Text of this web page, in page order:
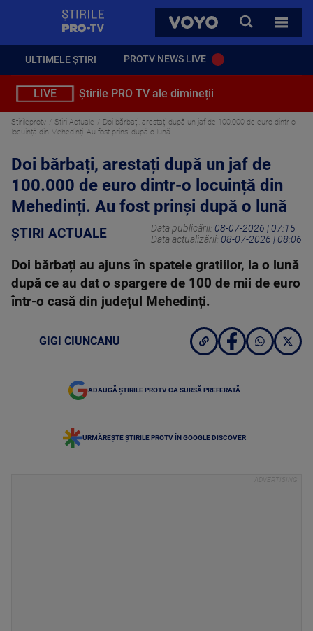
VOYO
CAUTA
TOATE
ULTIMELE ȘTIRI PROTV NEWS LIVE
LIVE Știrile PRO TV ale dimineții
Stirileprotv Știri Actuale
Doi bărbați, arestați după un jaf de 100.000 de euro dintr-o
locuință din Mehedinți. Au fost prinși după o lună
Doi bărbați, arestați după un jaf de
100.000 de euro dintr-o locuință din
Mehedinți. Au fost prinși după o lună
ȘTIRI ACTUALE Data publicării: 08-07-2026 | 07:15
Data actualizării: 08-07-2026 | 08:06
Doi bărbați au ajuns în spatele gratiilor, la o lună
după ce au dat o spargere de 100 de mii de euro
într-o casă din județul Mehedinți.
GIGI CIUNCANU
ADAUGĂ ȘTIRILE PROTV CA SURSĂ PREFERATĂ
URMĂREȘTE ȘTIRILE PROTV ÎN GOOGLE DISCOVER